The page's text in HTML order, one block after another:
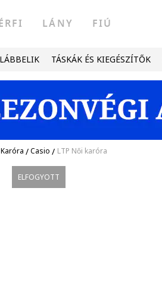
LÁNY FIÚ
LÁBBELIK TÁSKÁK ÉS KIEGÉSZÍTŐK
Karóra /Casio / LTP Női karóra
ELFOGYOTT